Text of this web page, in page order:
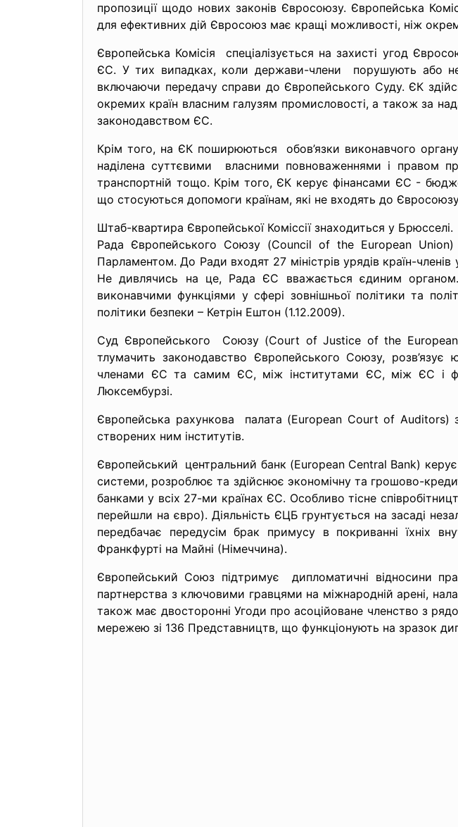
пропозиції щодо нових законів Євросоюзу. Європейська
для ефективних дій Євросоюз має кращі можливості, ніж
Європейська Комісія спеціалізується на захисті угод
ЄС. У тих випадках, коли держави-члени порушують або не
включаючи передачу справи до Європейського Суду. ЄК
окремих країн власним галузям промисловості, а також за
законодавством ЄС.
Крім того, на ЄК поширюються обов’язки виконавчого
наділена суттєвими власними повноваженнями і правом
транспортній тощо. Крім того, ЄК керує фінансами ЄС -
що стосуються допомоги країнам, які не входять до
Штаб-квартира Європейської Коміссії знаходиться у Брюсселі.
Рада Європейського Союзу (Council of the European
Парламентом. До Ради входят 27 міністрів урядів країн-
Не дивлячись на це, Рада ЄС вважається єдиним
виконавчими функціями у сфері зовнішньої політики та
політики безпеки – Кетрін Ештон (1.12.2009).
Суд Європейського Союзу (Court of Justice of the European
тлумачить законодавство Європейського Союзу,
членами ЄС та самим ЄС, між інститутами ЄС, між ЄС і
Люксембурзі.
Європейська рахункова палата (European Court of Auditors)
створених ним інститутів.
Європейський центральний банк (European Central Bank) керує
системи, розроблює та здійснює экономічну та грошово-
банками у всіх 27-ми країнах ЄС. Особливо тісне
перейшли на євро). Діяльність ЄЦБ грунтується на засаді
передбачає передусім брак примусу в покриванні їхніх
Франкфурті на Майні (Німеччина).
Європейський Союз підтримує дипломатичні відносини
партнерства з ключовими гравцями на міжнародній арені,
також має двосторонні Угоди про асоційоване членство з
мережею зі 136 Представництв, що функціонують на зразок